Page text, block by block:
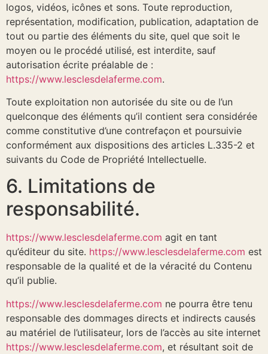
logos, vidéos, icônes et sons. Toute reproduction,
représentation, modification, publication, adaptation de
tout ou partie des éléments du site, quel que soit le
moyen ou le procédé utilisé, est interdite, sauf
autorisation écrite préalable de :
https://www.lesclesdelaferme.com.
Toute exploitation non autorisée du site ou de l’un
quelconque des éléments qu’il contient sera considérée
comme constitutive d’une contrefaçon et poursuivie
conformément aux dispositions des articles L.335-2 et
suivants du Code de Propriété Intellectuelle.
6. Limitations de
responsabilité.
https://www.lesclesdelaferme.com agit en tant
qu’éditeur du site. https://www.lesclesdelaferme.com est
responsable de la qualité et de la véracité du Contenu
qu’il publie.
https://www.lesclesdelaferme.com ne pourra être tenu
responsable des dommages directs et indirects causés
au matériel de l’utilisateur, lors de l’accès au site internet
https://www.lesclesdelaferme.com, et résultant soit de